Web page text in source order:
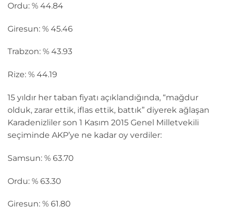
Ordu: % 44.84
Giresun: % 45.46
Trabzon: % 43.93
Rize: % 44.19
15 yıldır her taban fiyatı açıklandığında, “mağdur
olduk, zarar ettik, iflas ettik, battık” diyerek ağlaşan
Karadenizliler son 1 Kasım 2015 Genel Milletvekili
seçiminde AKP’ye ne kadar oy verdiler:
Samsun: % 63.70
Ordu: % 63.30
Giresun: % 61.80